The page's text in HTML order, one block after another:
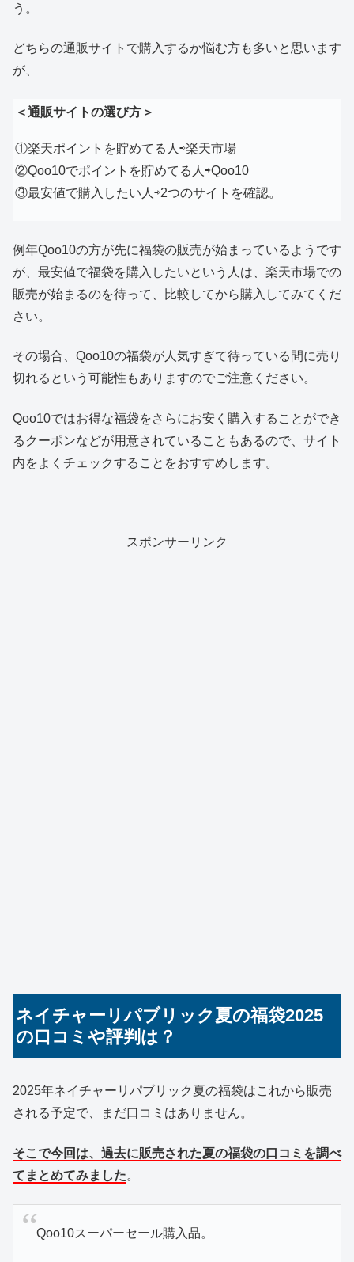
う。
どちらの通販サイトで購入するか悩む方も多いと思います
が、
＜通販サイトの選び方＞
①楽天ポイントを貯めてる人⇨楽天市場
②Qoo10でポイントを貯めてる人⇨Qoo10
③最安値で購入したい人⇨2つのサイトを確認。
例年Qoo10の方が先に福袋の販売が始まっているようです
が、最安値で福袋を購入したいという人は、楽天市場での
販売が始まるのを待って、比較してから購入してみてくだ
さい。
その場合、Qoo10の福袋が人気すぎて待っている間に売り
切れるという可能性もありますのでご注意ください。
Qoo10ではお得な福袋をさらにお安く購入することができ
るクーポンなどが用意されていることもあるので、サイト
内をよくチェックすることをおすすめします。
スポンサーリンク
ネイチャーリパブリック夏の福袋2025
の口コミや評判は？
2025年ネイチャーリパブリック夏の福袋はこれから販売
される予定で、まだ口コミはありません。
そこで今回は、過去に販売された夏の福袋の口コミを調べ
てまとめてみました。
Qoo10スーパーセール購入品。